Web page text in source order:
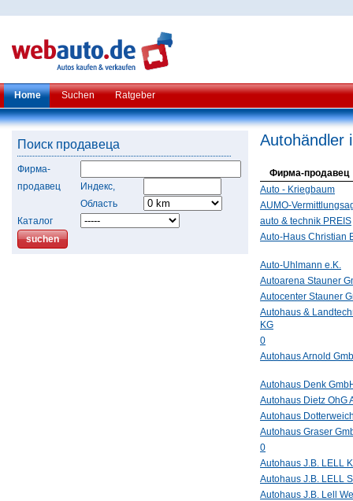
Home Suchen Ratgeber
Поиск продавеца
Фирма-
продавец
Индекс,
Область
Каталог
Autohändler
Фирма-продавец
Auto - Kriegbaum
AUMO-
auto & technik PREIS
Auto-Haus Christian
Auto-Uhlmann e.K.
Autoarena Stauner
Autocenter Stauner
Autohaus &
KG
0
Autohaus Arnold
Autohaus Denk
Autohaus Dietz OhG
Autohaus
Autohaus Graser
0
Autohaus J.B. LELL
Autohaus J.B. LELL
Autohaus J.B. Lell